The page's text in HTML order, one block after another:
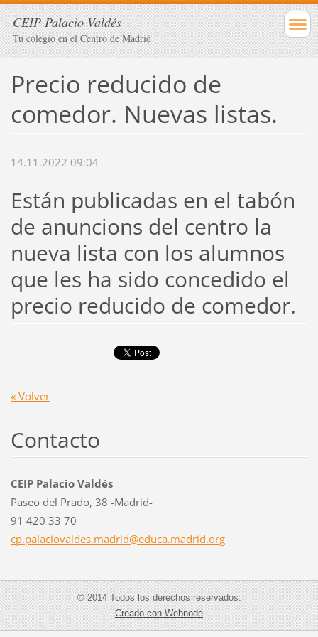
CEIP Palacio Valdés
Tu colegio en el Centro de Madrid
Precio reducido de
comedor. Nuevas listas.
14.11.2022 09:04
Están publicadas en el tabón
de anuncions del centro la
nueva lista con los alumnos
que les ha sido concedido el
precio reducido de comedor.
« Volver
Contacto
CEIP Palacio Valdés
Paseo del Prado, 38 -Madrid-
91 420 33 70
cp.palaciovaldes.madrid@educa.madrid.org
© 2014 Todos los derechos reservados.
Creado con Webnode